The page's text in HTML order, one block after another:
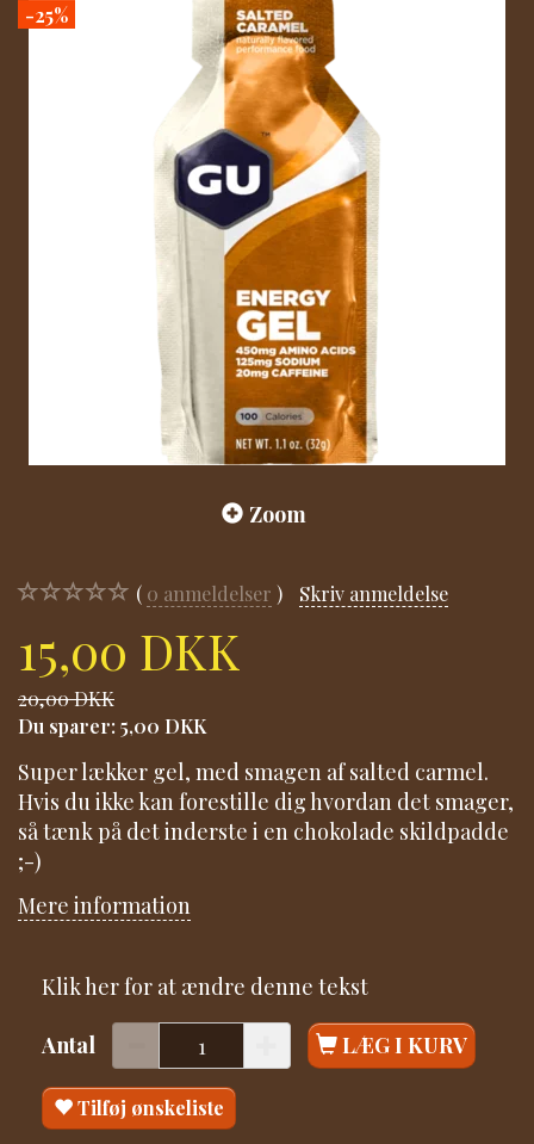
-25%
Zoom
0 anmeldelser Skriv anmeldelse
15,00 DKK
20,00 DKK
Du sparer: 5,00 DKK
Super lækker gel, med smagen af salted carmel.
Hvis du ikke kan forestille dig hvordan det smager,
så tænk på det inderste i en chokolade skildpadde
;-)
Mere information
Klik her for at ændre denne tekst
Antal LÆG I KURV
Tilføj ønskeliste